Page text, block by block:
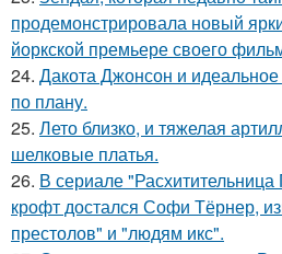
продемонстрировала новый
йоркской премьере своего
24. Дакота Джонсон и
по плану.
25. Лето близко, и тяжелая
шелковые платья.
26. В сериале
крофт достался Софи Тёрнер,
престолов" и "людям икс".